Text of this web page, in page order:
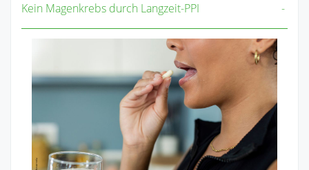
Kein Magenkrebs durch Langzeit-PPI